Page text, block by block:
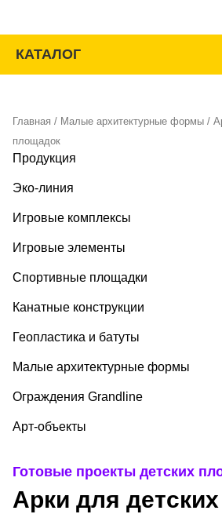
содержимому
КАТАЛОГ
Главная / Малые архитектурные формы /
площадок
Продукция
Эко-линия
Игровые комплексы
Игровые элементы
Спортивные площадки
Канатные конструкции
Геопластика и батуты
Малые архитектурные формы
Ограждения Grandline
Арт-объекты
Готовые проекты детских
Арки для детских